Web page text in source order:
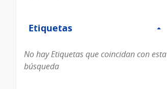
Etiquetas
Etiquetas
No hay Etiquetas que coincidan con esta
búsqueda